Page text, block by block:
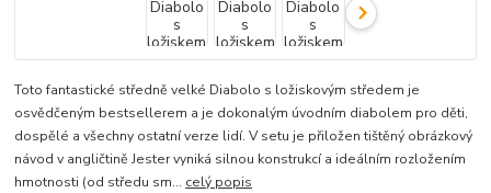
Toto fantastické středně velké Diabolo s ložiskovým středem je
osvědčeným bestsellerem a je dokonalým úvodním diabolem pro děti,
dospělé a všechny ostatní verze lidí. V setu je přiložen tištěný obrázkový
návod v angličtině Jester vyniká silnou konstrukcí a ideálním rozložením
hmotnosti (od středu sm... celý popis